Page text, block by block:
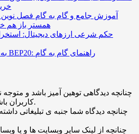
خرید
آموزش جامع و گام به گام فصل نوین
همستر باز هم
حکم شرعی ارزهای دیجیتال:
تبدیل آسان BEP2 به BEP20: راهنمای گام به گام
کاربران باشد تایید نخواهد شد.